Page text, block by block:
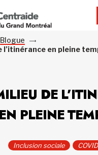
Blogue
l’itinérance en pleine
DE
EN PLEINE
Inclusion sociale